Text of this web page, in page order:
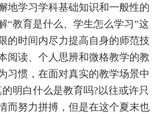
地学习学科基础知识和一般性的
“教育是什么、学生怎么学习”这
的时间内尽力提高自身的师范技
阅读、个人思辨和微格教学的教
习惯，在面对真实的教学场景中
明白什么是教育吗?以往或许只
而努力拼搏，但是在这个夏末也